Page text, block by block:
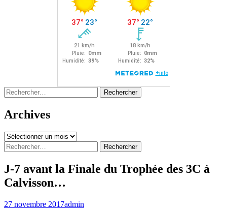
Rechercher :
Archives
Archives
Rechercher :
J-7 avant la Finale du Trophée des 3C à
Calvisson…
27 novembre 2017admin